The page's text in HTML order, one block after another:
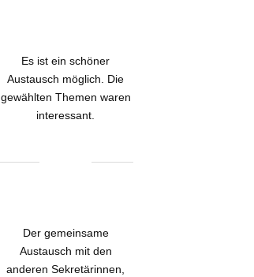
Es ist ein schöner
Austausch möglich. Die
gewählten Themen waren
interessant.
Der gemeinsame
Austausch mit den
anderen Sekretärinnen,